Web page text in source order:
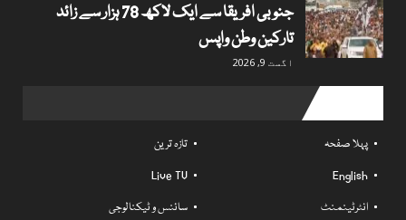
جنوبی افریقا سے ایک لاکھ 78 ہزار سے زائد
تارکین وطن واپس
اگست 9, 2026
پہلا صفحہ
تازہ ترین
English
Live TV
انٹرٹینمنٹ
سائنس و ٹیکنالوجی